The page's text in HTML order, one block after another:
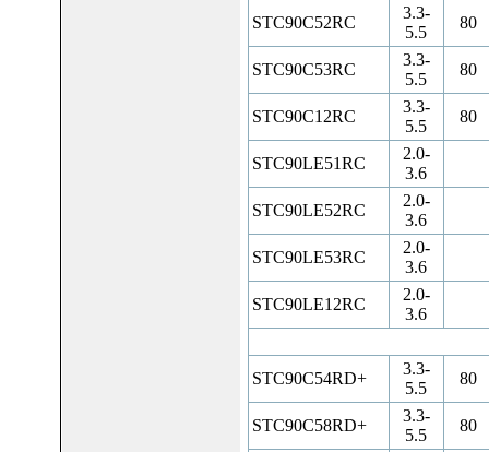
STC90C52RC
3.3-
5.5
80
STC90C53RC
3.3-
5.5
80
STC90C12RC
3.3-
5.5
80
STC90LE51RC
2.0-
3.6
STC90LE52RC
2.0-
3.6
STC90LE53RC
2.0-
3.6
STC90LE12RC
2.0-
3.6
STC90C54RD+
3.3-
5.5
80
STC90C58RD+
3.3-
5.5
80